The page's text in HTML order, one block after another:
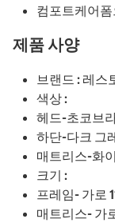
컴포트케어
제품 사양
브랜드 : 레
색상 :
헤드-초코브
하단-다크 그
매트리스-화
크기 :
프레임- 가로
매트리스- 가